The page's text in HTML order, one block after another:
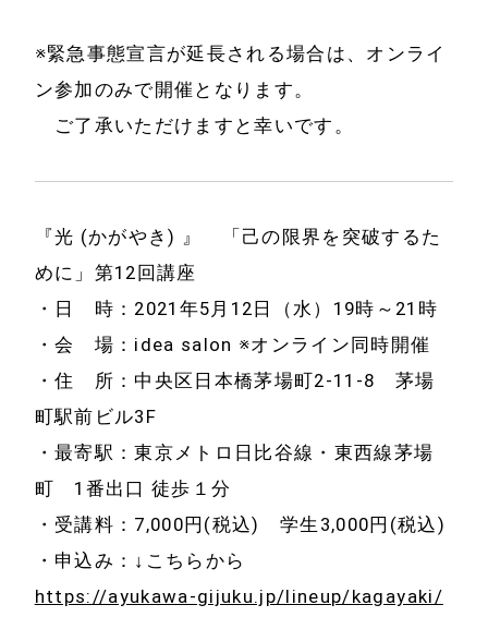
※緊急事態宣言が延長される場合は、オンライ
ン参加のみで開催となります。
ご了承いただけますと幸いです。
『光 (かがやき) 』 「己の限界を突破するた
めに」第12回講座
・日 時：2021年5月12日（水）19時～21時
・会 場：idea salon ※オンライン同時開催
・住 所：中央区日本橋茅場町2-11-8 茅場
町駅前ビル3F
・最寄駅：東京メトロ日比谷線・東西線茅場
町 1番出口 徒歩１分
・受講料：7,000円(税込) 学生3,000円(税込)
・申込み：↓こちらから
https://ayukawa-gijuku.jp/lineup/kagayaki/